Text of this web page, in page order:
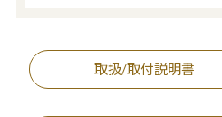
取扱/取付説明書